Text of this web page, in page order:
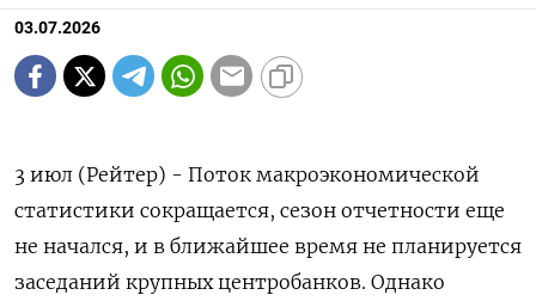
03.07.2026
3 июл (Рейтер) - Поток макроэкономической
статистики сокращается, сезон отчетности еще
не начался, и в ближайшее время не планируется
заседаний крупных центробанков. Однако